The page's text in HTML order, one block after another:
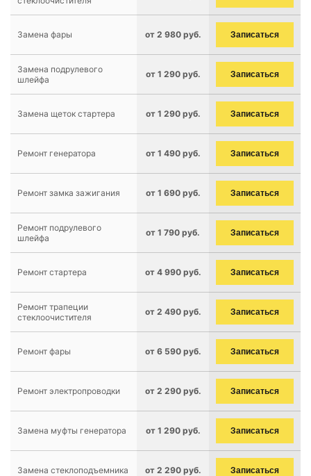
Замена фары от 2 980 руб. Записаться
Замена подрулевого
шлейфа
от 1 290 руб. Записаться
Замена щеток стартера от 1 290 руб. Записаться
Ремонт генератора от 1 490 руб. Записаться
Ремонт замка зажигания от 1 690 руб. Записаться
Ремонт подрулевого
шлейфа
от 1 790 руб. Записаться
Ремонт стартера от 4 990 руб. Записаться
Ремонт трапеции
стеклоочистителя
от 2 490 руб. Записаться
Ремонт фары от 6 590 руб. Записаться
Ремонт электропроводки от 2 290 руб. Записаться
Замена муфты генератора от 1 290 руб. Записаться
Замена стеклоподъемника от 2 290 руб. Записаться